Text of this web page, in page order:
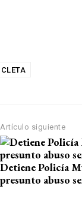
Artículo siguiente
Detiene Policía
presunto abuso